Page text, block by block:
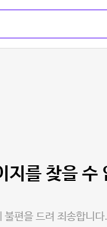
지를 찾을 수
불편을 드려 죄송합니다.